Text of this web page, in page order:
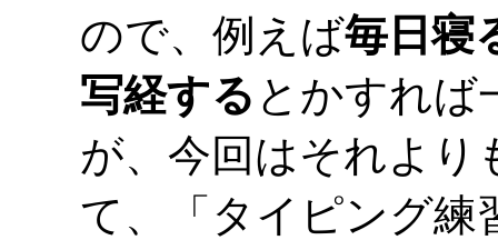
ので、例えば毎日寝
写経する とかすれば
が、今回はそれより
て、「タイピング練